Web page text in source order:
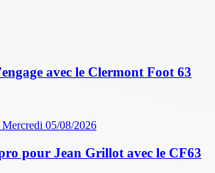
avec le Clermont Foot 63
Mercredi 05/08/2026
pour Jean Grillot avec le CF63